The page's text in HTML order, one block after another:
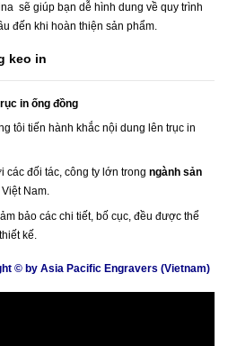
sẽ giúp bạn dễ hình dung về quy trình
đến khi hoàn thiện sản phẩm.
keo in
in ống đồng
tôi tiến hành khắc nội dung lên trục in
các đối tác, công ty lớn trong ngành sản
Nam.
bảo các chi tiết, bố cục, đều được thể
kế.
© by Asia Pacific Engravers (Vietnam)